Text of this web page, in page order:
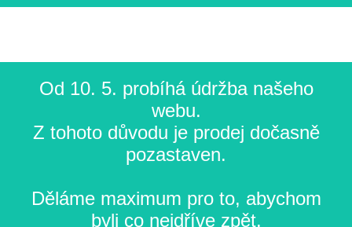
Od 10. 5. probíhá údržba našeho
webu.
Z tohoto důvodu je prodej dočasně
pozastaven.
Děláme maximum pro to, abychom
byli co nejdříve zpět.